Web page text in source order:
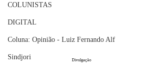
COLUNISTAS
DIGITAL
Coluna: Opinião - Luiz Fernando Alf
Sindjori Divulgação